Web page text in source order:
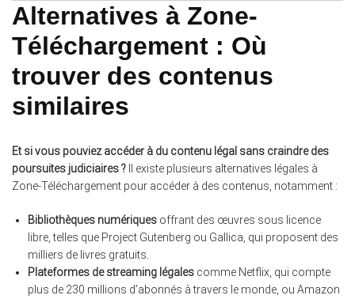
Alternatives à Zone-
Téléchargement : Où
trouver des contenus
similaires
Et si vous pouviez accéder à du contenu légal sans craindre des
poursuites judiciaires ? Il existe plusieurs alternatives légales à
Zone-Téléchargement pour accéder à des contenus, notamment :
Bibliothèques numériques offrant des œuvres sous licence
libre, telles que Project Gutenberg ou Gallica, qui proposent des
milliers de livres gratuits.
Plateformes de streaming légales comme Netflix, qui compte
plus de 230 millions d’abonnés à travers le monde, ou Amazon